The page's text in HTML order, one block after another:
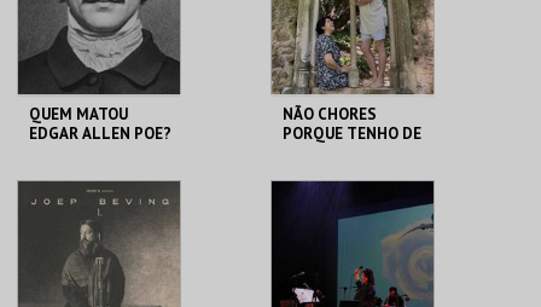
COMPRAR COMPRAR
QUEM MATOU
EDGAR ALLEN POE?
SÃO LUIZ TEATRO
MUNICIPAL
MAIS INFO
NÃO CHORES
PORQUE TENHO DE
DESPEDIDA
SÃO LUIZ TEATRO
MUNICIPAL
MAIS INFO